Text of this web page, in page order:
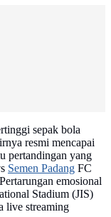
sepak bola
resmi mencapai
pertandingan yang
Semen Padang FC
emosional
Stadium (JIS)
live streaming